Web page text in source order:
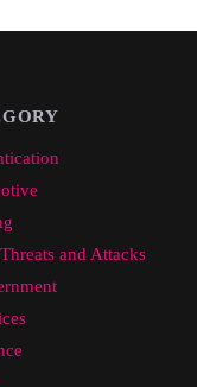
and Attacks